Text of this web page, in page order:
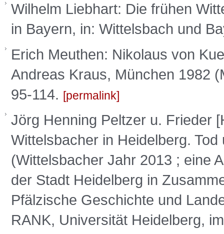
Wilhelm Liebhart: Die frühen
in Bayern, in: Wittelsbach und
Erich Meuthen: Nikolaus von
Andreas Kraus, München 1982
95-114.
permalink
Jörg Henning Peltzer u. Frieder
Wittelsbacher in Heidelberg.
(Wittelsbacher Jahr 2013 ; eine
der Stadt Heidelberg in
Pfälzische Geschichte und
RANK, Universität Heidelberg,